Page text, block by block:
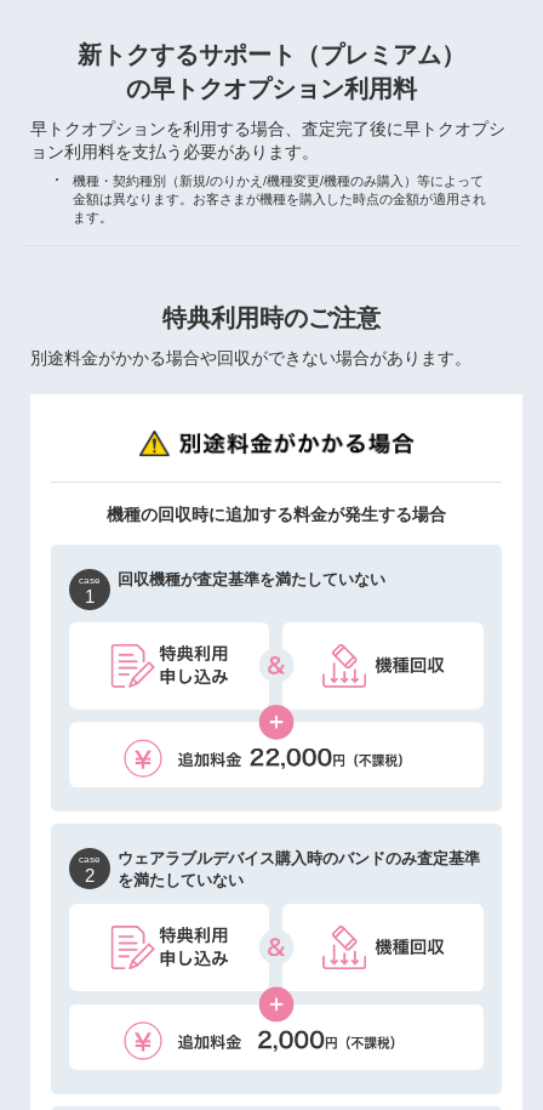
新トクするサポート（プレミアム）
の早トクオプション利用料
早トクオプションを利用する場合、査定完了後に早トクオプシ
ョン利用料を支払う必要があります。
機種・契約種別（新規/のりかえ/機種変更/機種のみ購入）等によって
金額は異なります。お客さまが機種を購入した時点の金額が適用され
ます。
特典利用時のご注意
別途料金がかかる場合や回収ができない場合があります。
機種の回収時に追加する料金が発生する場合
case
1
回収機種が査定基準を満たしていない
case
2
ウェアラブルデバイス購入時のバンドのみ査定基準
を満たしていない